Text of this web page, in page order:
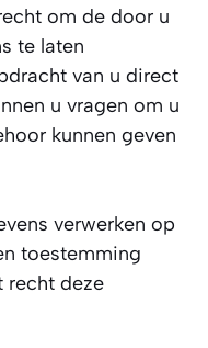
om de door u
te laten
van u direct
u vragen om u
kunnen geven
verwerken op
toestemming
recht deze